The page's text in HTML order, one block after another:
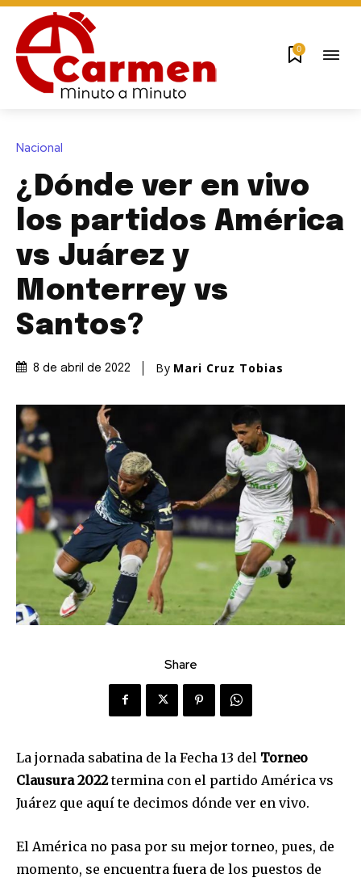
0
Nacional
¿Dónde ver en vivo
los partidos América
vs Juárez y
Monterrey vs
Santos?
8 de abril de 2022 By Mari Cruz Tobias
Share
La jornada sabatina de la Fecha 13 del Torneo
Clausura 2022termina con el partido América vs
Juárez que aquí te decimos dónde ver en vivo.
El América no pasa por su mejor torneo, pues, de
momento, se encuentra fuera de los puestos de